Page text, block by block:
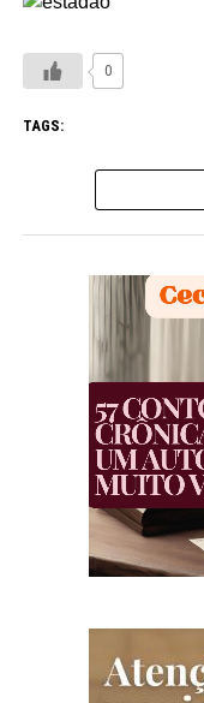
0
TAGS: